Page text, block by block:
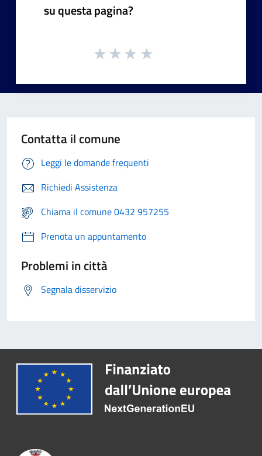
su questa pagina?
Contatta il comune
Leggi le domande frequenti
Richiedi Assistenza
Chiama il comune 0432 957255
Prenota un appuntamento
Problemi in città
Segnala disservizio